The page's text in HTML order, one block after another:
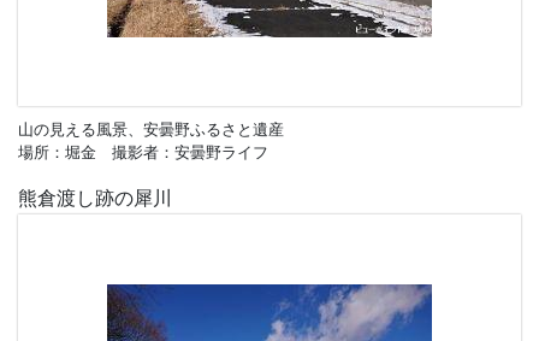
山の見える風景、安曇野ふるさと遺産
場所：堀金 撮影者：安曇野ライフ
熊倉渡し跡の犀川